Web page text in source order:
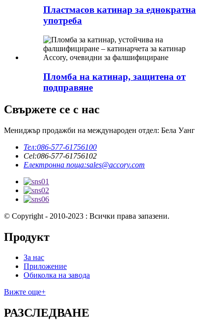
Пластмасов катинар за еднократна
употреба
Пломба на катинар, защитена от
подправяне
Свържете се с нас
Мениджър продажби на международен отдел: Бела Уанг
Тел:086-577-61756100
Cel:086-577-61756102
Електронна поща:sales@accory.com
© Copyright - 2010-2023 : Всички права запазени.
Продукт
За нас
Приложение
Обиколка на завода
Вижте още+
РАЗСЛЕДВАНЕ